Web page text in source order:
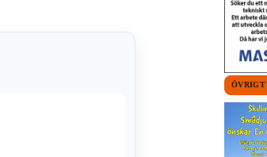
ÖVRIGT